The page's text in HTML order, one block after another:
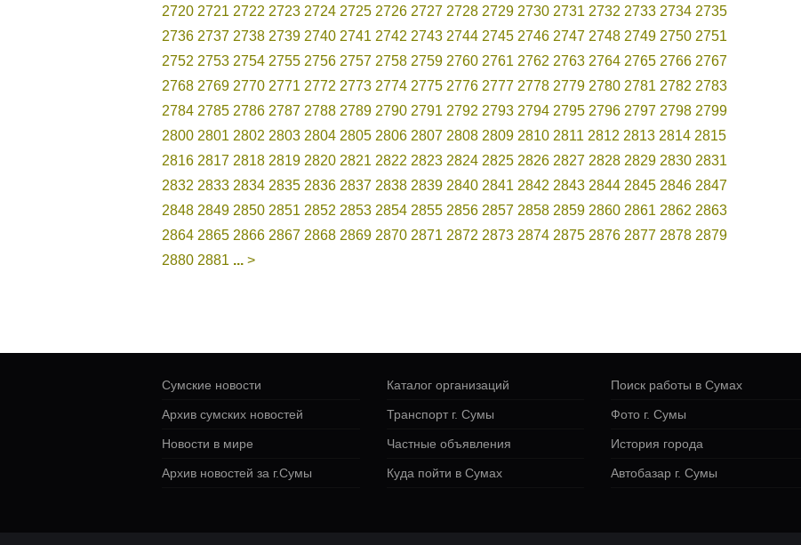
2720 2721 2722 2723 2724 2725 2726 2727 2728 2729 2730 2731 2732 2733 2734 2735
2736 2737 2738 2739 2740 2741 2742 2743 2744 2745 2746 2747 2748 2749 2750 2751
2752 2753 2754 2755 2756 2757 2758 2759 2760 2761 2762 2763 2764 2765 2766 2767
2768 2769 2770 2771 2772 2773 2774 2775 2776 2777 2778 2779 2780 2781 2782 2783
2784 2785 2786 2787 2788 2789 2790 2791 2792 2793 2794 2795 2796 2797 2798 2799
2800 2801 2802 2803 2804 2805 2806 2807 2808 2809 2810 2811 2812 2813 2814 2815
2816 2817 2818 2819 2820 2821 2822 2823 2824 2825 2826 2827 2828 2829 2830 2831
2832 2833 2834 2835 2836 2837 2838 2839 2840 2841 2842 2843 2844 2845 2846 2847
2848 2849 2850 2851 2852 2853 2854 2855 2856 2857 2858 2859 2860 2861 2862 2863
2864 2865 2866 2867 2868 2869 2870 2871 2872 2873 2874 2875 2876 2877 2878 2879
2880 2881 ... >
Сумские новости
Архив сумских новостей
Новости в мире
Архив новостей за г.Сумы
Каталог организаций
Транспорт г. Сумы
Частные объявления
Куда пойти в Сумах
Поиск работы в Сумах
Фото г. Сумы
История города
Автобазар г. Сумы